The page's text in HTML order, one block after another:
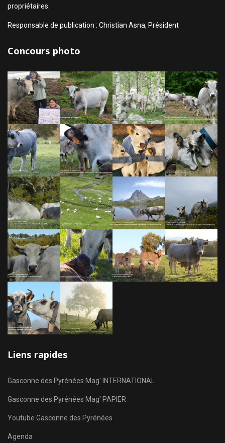
propriétaires.
Responsable de publication : Christian Asna, Président
Concours photo
Liens rapides
Gasconne des Pyrénées Mag' INTERNATIONAL
Gasconne des Pyrénées Mag' PAPIER
Youtube Gasconne des Pyrénées
Agenda